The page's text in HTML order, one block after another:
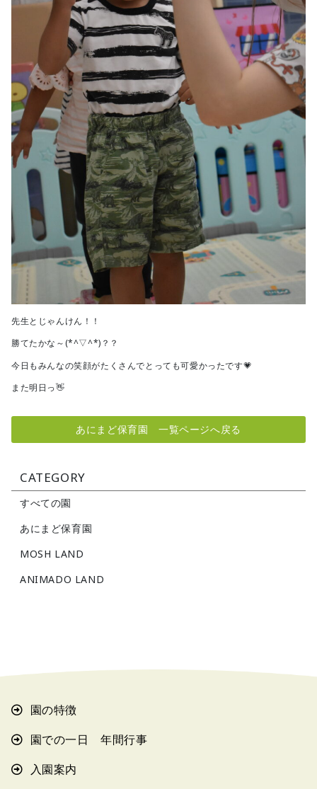
先生とじゃんけん！！
勝てたかな～(*^▽^*)？？
今日もみんなの笑顔がたくさんでとっても可愛かったです💗
また明日っ👋
あにまど保育園 一覧ページへ戻る
CATEGORY
すべての園
あにまど保育園
MOSH LAND
ANIMADO LAND
園の特徴
園での一日 年間行事
入園案内